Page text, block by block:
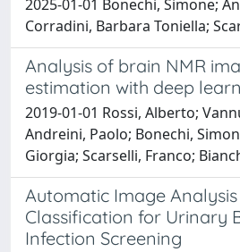
2025-01-01 Bonechi, Simone;
Corradini, Barbara Toniella;
Analysis of brain NMR
estimation with deep
2019-01-01 Rossi, Alberto;
Andreini, Paolo; Bonechi,
Giorgia; Scarselli, Franco;
Automatic Image
Classification for Urinary
Infection Screening